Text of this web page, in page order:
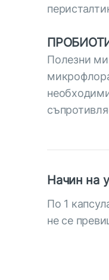
Полезни
Начин на
По 1
не се